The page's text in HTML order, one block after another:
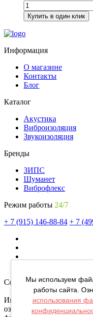
Купить в один клик
Информация
О магазине
Контакты
Блог
Каталог
Акустика
Виброизоляция
Звукоизоляция
Бренды
ЗИПС
Шуманет
Виброфлекс
Режим работы 24/7
+ 7 (915) 146-88-84 + 7
Copyright © noisestop.ru
Информация о товарах на
ознакомленияя.
Мы используем
работы сайта.
использования